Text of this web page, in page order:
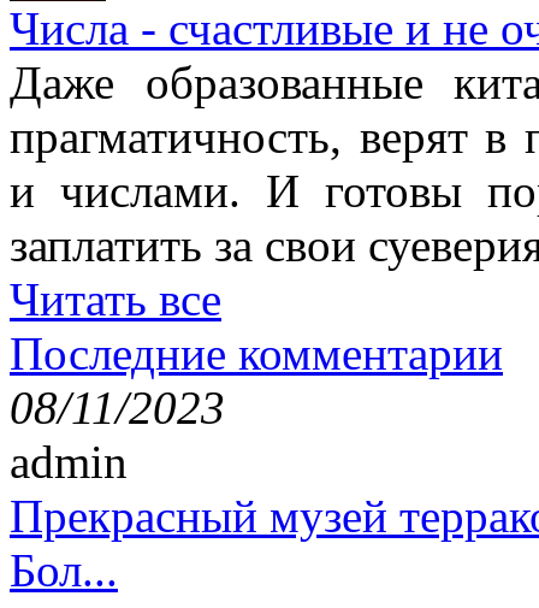
Числа - счастливые и не
Даже образованные
прагматичность, верят
и числами. И готовы
заплатить за свои
Читать все
Последние комментарии
08/11/2023
admin
Прекрасный музей
Бол...